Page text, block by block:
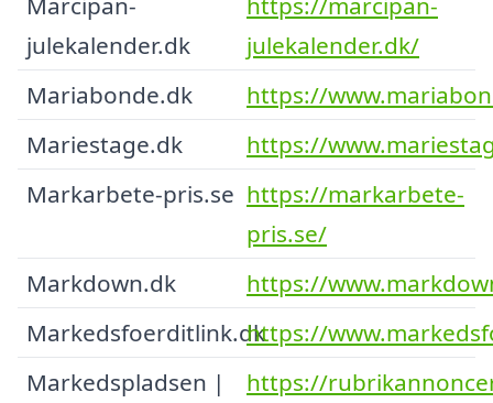
julekalender.dk
julekalender.dk/
Mariabonde.dk
https://
Mariestage.dk
https://
Markarbete-pris.se https://markarbete-
pris.se/
Markdown.dk
https://
Markedsfoerditlink.dkhttps://
Markedspladsen |
https://